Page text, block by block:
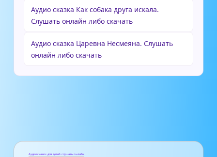
Аудио сказка Как собака друга искала.
Слушать онлайн либо скачать
Аудио сказка Царевна Несмеяна. Слушать
онлайн либо скачать
Аудиосказки для детей слушать онлайн